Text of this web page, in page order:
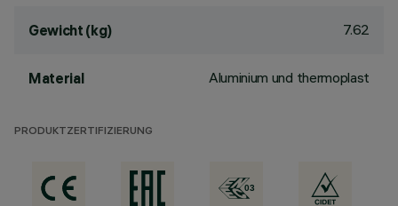
Gewicht (kg) 7.62
Material Aluminium und thermoplast
PRODUKTZERTIFIZIERUNG